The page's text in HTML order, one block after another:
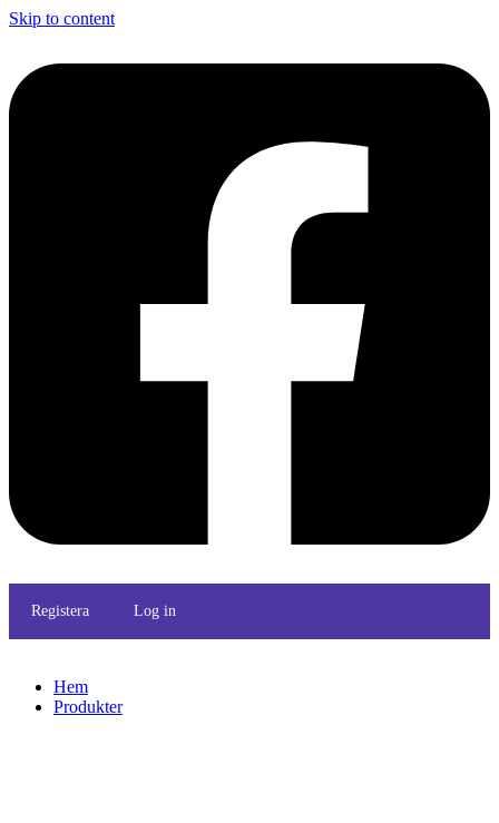
Skip to content
Registera Log in
Hem
Produkter